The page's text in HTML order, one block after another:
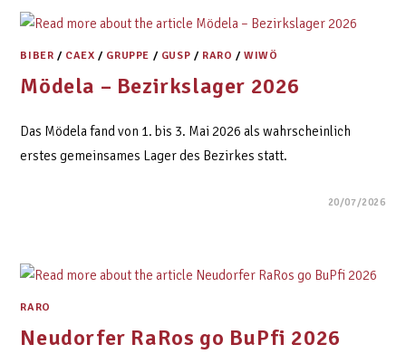
BIBER / CAEX / GRUPPE / GUSP / RARO /WIWÖ
Mödela – Bezirkslager 2026
Das Mödela fand von 1. bis 3. Mai 2026 als wahrscheinlich
erstes gemeinsames Lager des Bezirkes statt.
20/07/2026
RARO
Neudorfer RaRos go BuPfi 2026